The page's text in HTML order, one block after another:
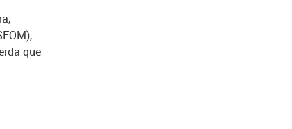
que